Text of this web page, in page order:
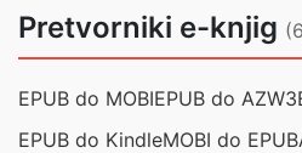
Pretvorniki e-knjig
EPUB do MOBIEPUB do AZW3
EPUB do KindleMOBI do EPUB